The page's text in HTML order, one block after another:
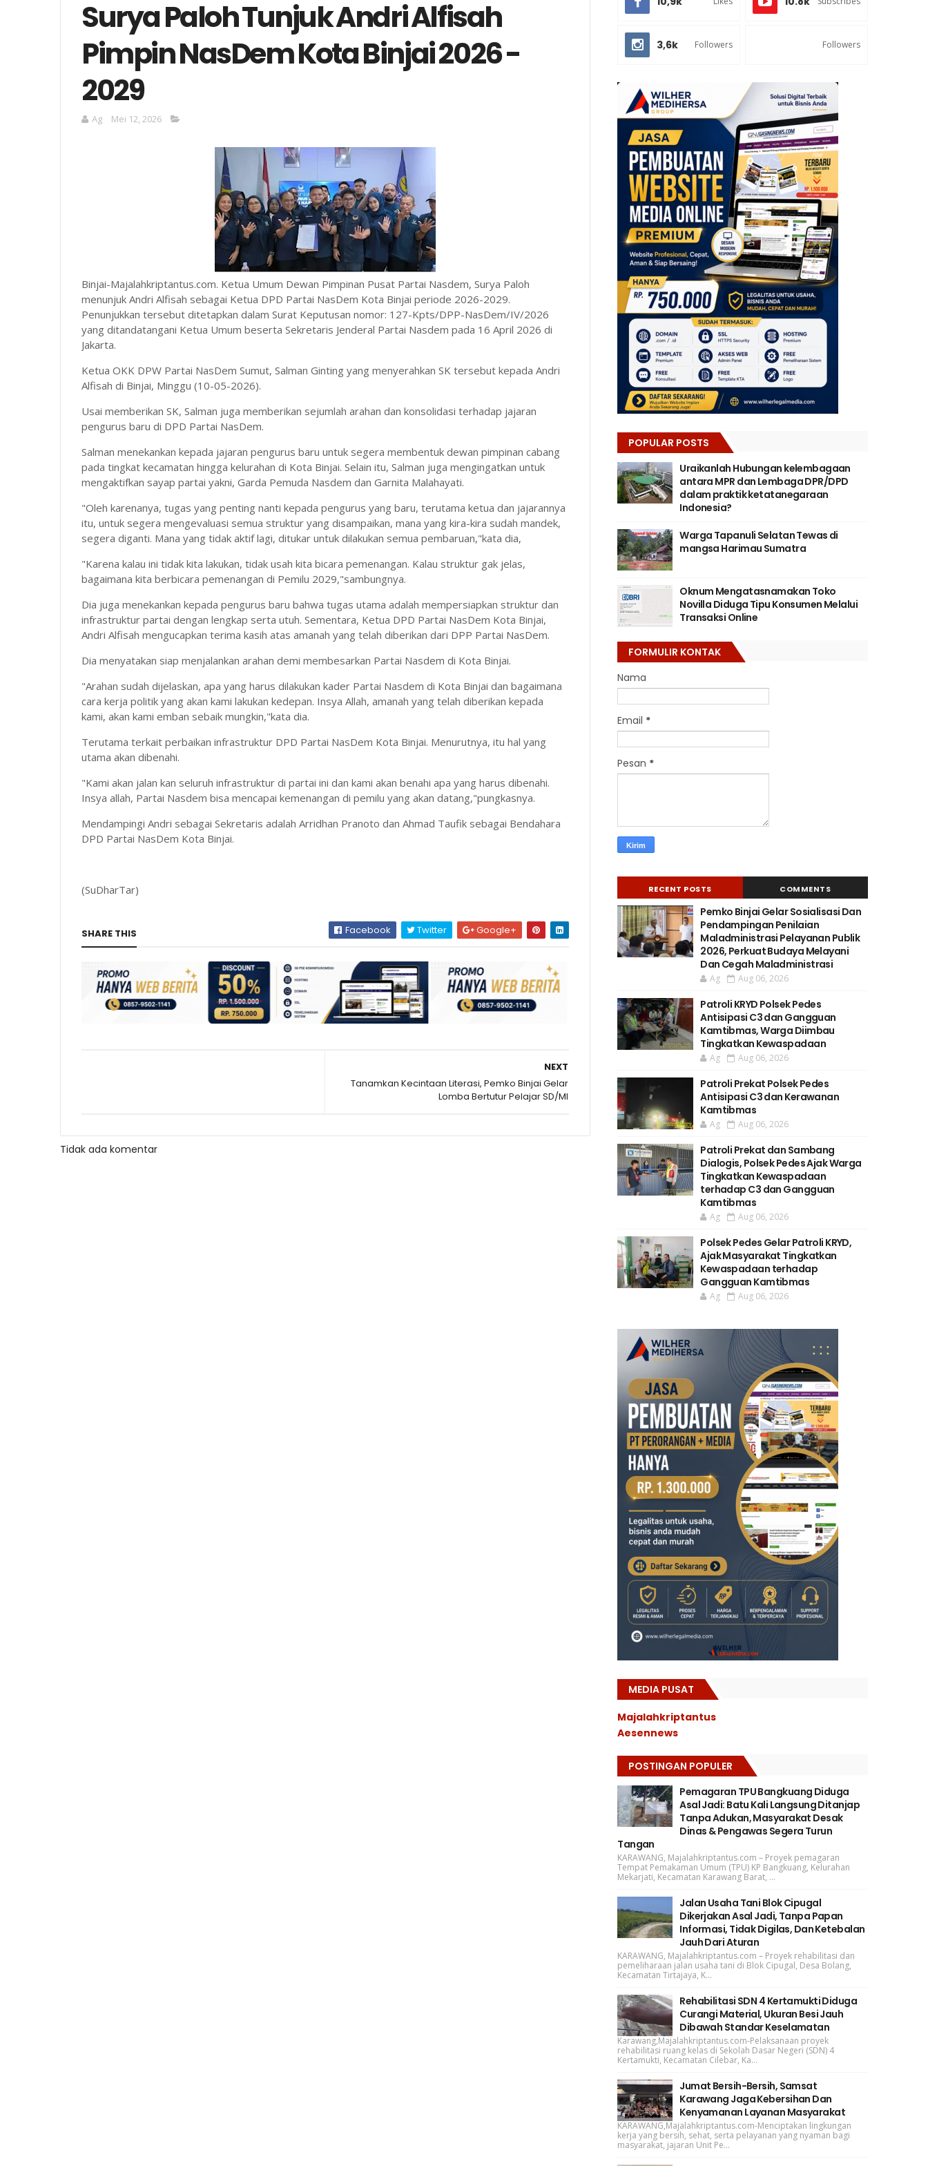
Surya Paloh Tunjuk Andri Alfisah
Pimpin NasDem Kota Binjai 2026 -
2029
Ag Mei 12, 2026
Binjai-Majalahkriptantus.com. Ketua Umum Dewan Pimpinan Pusat Partai Nasdem, Surya Paloh
menunjuk Andri Alfisah sebagai Ketua DPD Partai NasDem Kota Binjai periode 2026-2029.
Penunjukkan tersebut ditetapkan dalam Surat Keputusan nomor: 127-Kpts/DPP-NasDem/IV/2026
yang ditandatangani Ketua Umum beserta Sekretaris Jenderal Partai Nasdem pada 16 April 2026 di
Jakarta.
Ketua OKK DPW Partai NasDem Sumut, Salman Ginting yang menyerahkan SK tersebut kepada Andri
Alfisah di Binjai, Minggu (10-05-2026).
Usai memberikan SK, Salman juga memberikan sejumlah arahan dan konsolidasi terhadap jajaran
pengurus baru di DPD Partai NasDem.
Salman menekankan kepada jajaran pengurus baru untuk segera membentuk dewan pimpinan cabang
pada tingkat kecamatan hingga kelurahan di Kota Binjai. Selain itu, Salman juga mengingatkan untuk
mengaktifkan sayap partai yakni, Garda Pemuda Nasdem dan Garnita Malahayati.
"Oleh karenanya, tugas yang penting nanti kepada pengurus yang baru, terutama ketua dan jajarannya
itu, untuk segera mengevaluasi semua struktur yang disampaikan, mana yang kira-kira sudah mandek,
segera diganti. Mana yang tidak aktif lagi, ditukar untuk dilakukan semua pembaruan,"kata dia,
"Karena kalau ini tidak kita lakukan, tidak usah kita bicara pemenangan. Kalau struktur gak jelas,
bagaimana kita berbicara pemenangan di Pemilu 2029,"sambungnya.
Dia juga menekankan kepada pengurus baru bahwa tugas utama adalah mempersiapkan struktur dan
infrastruktur partai dengan lengkap serta utuh. Sementara, Ketua DPD Partai NasDem Kota Binjai,
Andri Alfisah mengucapkan terima kasih atas amanah yang telah diberikan dari DPP Partai NasDem.
Dia menyatakan siap menjalankan arahan demi membesarkan Partai Nasdem di Kota Binjai.
"Arahan sudah dijelaskan, apa yang harus dilakukan kader Partai Nasdem di Kota Binjai dan bagaimana
cara kerja politik yang akan kami lakukan kedepan. Insya Allah, amanah yang telah diberikan kepada
kami, akan kami emban sebaik mungkin,"kata dia.
Terutama terkait perbaikan infrastruktur DPD Partai NasDem Kota Binjai. Menurutnya, itu hal yang
utama akan dibenahi.
"Kami akan jalan kan seluruh infrastruktur di partai ini dan kami akan benahi apa yang harus dibenahi.
Insya allah, Partai Nasdem bisa mencapai kemenangan di pemilu yang akan datang,"pungkasnya.
Mendampingi Andri sebagai Sekretaris adalah Arridhan Pranoto dan Ahmad Taufik sebagai Bendahara
DPD Partai NasDem Kota Binjai.
(SuDharTar)
SHARE THIS Facebook Twitter Google+
NEXT
Tanamkan Kecintaan Literasi, Pemko Binjai Gelar
Lomba Bertutur Pelajar SD/MI
Tidak ada komentar
3,6k Followers Followers
POPULAR POSTS
Uraikanlah Hubungan kelembagaan
antara MPR dan Lembaga DPR/DPD
dalam praktik ketatanegaraan
Indonesia?
Warga Tapanuli Selatan Tewas di
mangsa Harimau Sumatra
Oknum Mengatasnamakan Toko
Novilla Diduga Tipu Konsumen Melalui
Transaksi Online
FORMULIR KONTAK
Nama
Email *
Pesan *
RECENT POSTS COMMENTS
Pemko Binjai Gelar Sosialisasi Dan
Pendampingan Penilaian
Maladministrasi Pelayanan Publik
2026, Perkuat Budaya Melayani
Dan Cegah Maladministrasi
Ag Aug 06, 2026
Patroli KRYD Polsek Pedes
Antisipasi C3 dan Gangguan
Kamtibmas, Warga Diimbau
Tingkatkan Kewaspadaan
Ag Aug 06, 2026
Patroli Prekat Polsek Pedes
Antisipasi C3 dan Kerawanan
Kamtibmas
Ag Aug 06, 2026
Patroli Prekat dan Sambang
Dialogis, Polsek Pedes Ajak Warga
Tingkatkan Kewaspadaan
terhadap C3 dan Gangguan
Kamtibmas
Ag Aug 06, 2026
Polsek Pedes Gelar Patroli KRYD,
Ajak Masyarakat Tingkatkan
Kewaspadaan terhadap
Gangguan Kamtibmas
Ag Aug 06, 2026
MEDIA PUSAT
Majalahkriptantus
Aesennews
POSTINGAN POPULER
Pemagaran TPU Bangkuang Diduga
Asal Jadi: Batu Kali Langsung Ditanjap
Tanpa Adukan, Masyarakat Desak
Dinas & Pengawas Segera Turun
Tangan
KARAWANG, Majalahkriptantus.com – Proyek pemagaran
Tempat Pemakaman Umum (TPU) KP Bangkuang, Kelurahan
Mekarjati, Kecamatan Karawang Barat, ...
Jalan Usaha Tani Blok Cipugal
Dikerjakan Asal Jadi, Tanpa Papan
Informasi, Tidak Digilas, Dan Ketebalan
Jauh Dari Aturan
KARAWANG, Majalahkriptantus.com – Proyek rehabilitasi dan
pemeliharaan jalan usaha tani di Blok Cipugal, Desa Bolang,
Kecamatan Tirtajaya, K...
Rehabilitasi SDN 4 Kertamukti Diduga
Curangi Material, Ukuran Besi Jauh
Dibawah Standar Keselamatan
Karawang,Majalahkriptantus.com-Pelaksanaan proyek
rehabilitasi ruang kelas di Sekolah Dasar Negeri (SDN) 4
Kertamukti, Kecamatan Cilebar, Ka...
Jumat Bersih-Bersih, Samsat
Karawang Jaga Kebersihan Dan
Kenyamanan Layanan Masyarakat
KARAWANG,Majalahkriptantus.com-Menciptakan lingkungan
kerja yang bersih, sehat, serta pelayanan yang nyaman bagi
masyarakat, jajaran Unit Pe...